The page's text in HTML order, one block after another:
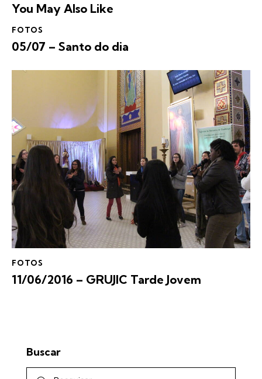
You May Also Like
FOTOS
05/07 – Santo do dia
FOTOS
11/06/2016 – GRUJIC Tarde Jovem
Buscar